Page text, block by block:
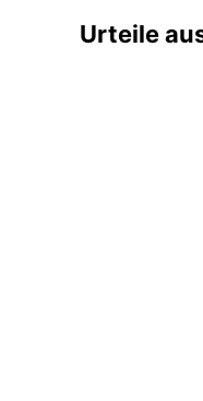
Urteile